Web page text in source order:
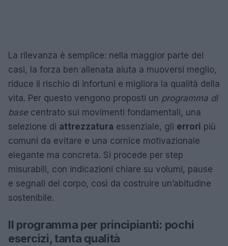
La rilevanza è semplice: nella maggior parte dei
casi, la forza ben allenata aiuta a muoversi meglio,
riduce il rischio di infortuni e migliora la qualità della
vita. Per questo vengono proposti un programma di
basecentrato sui movimenti fondamentali, una
selezione di attrezzatura essenziale, gli errori più
comuni da evitare e una cornice motivazionale
elegante ma concreta. Si procede per step
misurabili, con indicazioni chiare su volumi, pause
e segnali del corpo, così da costruire un’abitudine
sostenibile.
Il programma per principianti: pochi
esercizi, tanta qualità